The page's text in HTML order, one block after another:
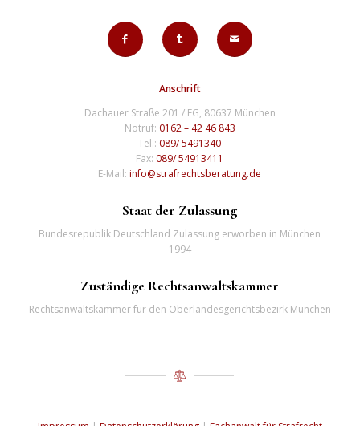
Anschrift
Dachauer Straße 201 / EG, 80637 München
Notruf: 0162 – 42 46 843
Tel.: 089/ 5491340
Fax: 089/ 54913411
E-Mail:info@strafrechtsberatung.de
Staat der Zulassung
Bundesrepublik Deutschland Zulassung erworben in München
1994
Zuständige Rechtsanwaltskammer
Rechtsanwaltskammer für den Oberlandesgerichtsbezirk München